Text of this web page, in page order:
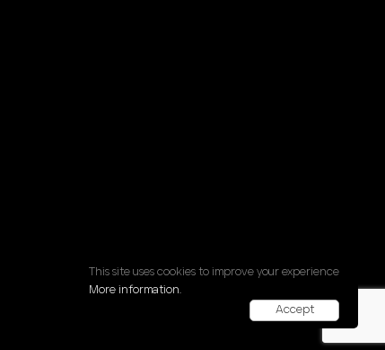
Designed by :
This site uses cookies to improve your experience
More information.
Accept